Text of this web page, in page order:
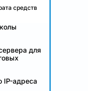
средств
для
IP-адреса